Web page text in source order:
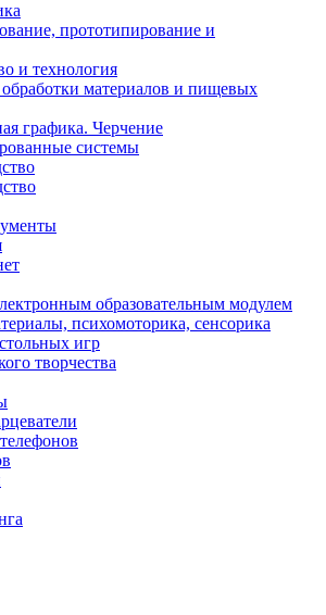
прототипирование и
и технология
материалов и пищевых
графика. Черчение
системы
образовательным модулем
психомоторика, сенсорика
игр
творчества